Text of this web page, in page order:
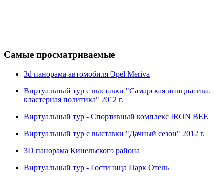
Самые просматриваемые
3d панорама автомобиля Opel Meriva
Виртуальный тур с выставки "Самарская инициатива:
кластерная политика" 2012 г.
Виртуальный тур - Спортивный комплекс IRON BEE
Виртуальный тур с выставки "Дачный сезон" 2012 г.
3D панорама Кинельского района
Виртуальный тур - Гостиница Парк Отель